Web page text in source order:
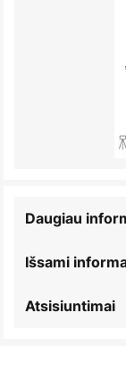
Išsami
Daugiau
Atsisiuntimai